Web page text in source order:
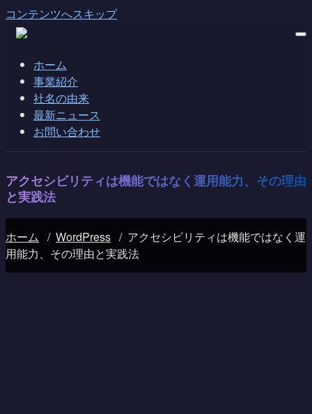
コンテンツへスキップ
ホーム
事業紹介
社名の由来
最新ニュース
お問い合わせ
アクセシビリティは機能ではなく運用能力、その理由
と実践法
ホーム / WordPress / アクセシビリティは機能ではなく運
用能力、その理由と実践法